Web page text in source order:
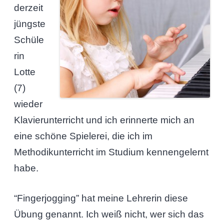
derzeit
jüngste
Schüle
rin
Lotte
(7)
wieder
Klavierunterricht und ich erinnerte mich an
eine schöne Spielerei, die ich im
Methodikunterricht im Studium kennengelernt
habe.
“Fingerjogging” hat meine Lehrerin diese
Übung genannt. Ich weiß nicht, wer sich das